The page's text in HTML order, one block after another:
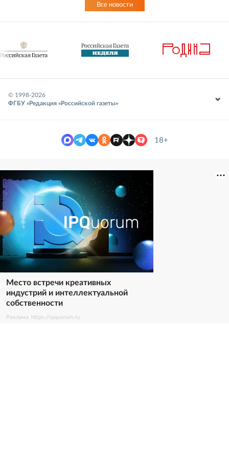
Все новости
© 1998-2026
ФГБУ «Редакция «Российской газеты»
18+
Место встречи креативных
индустрий и интеллектуальной
собственности
Реклама. https://ipquorum.ru